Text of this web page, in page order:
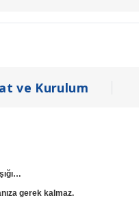
ve Kurulum
gerek kalmaz.